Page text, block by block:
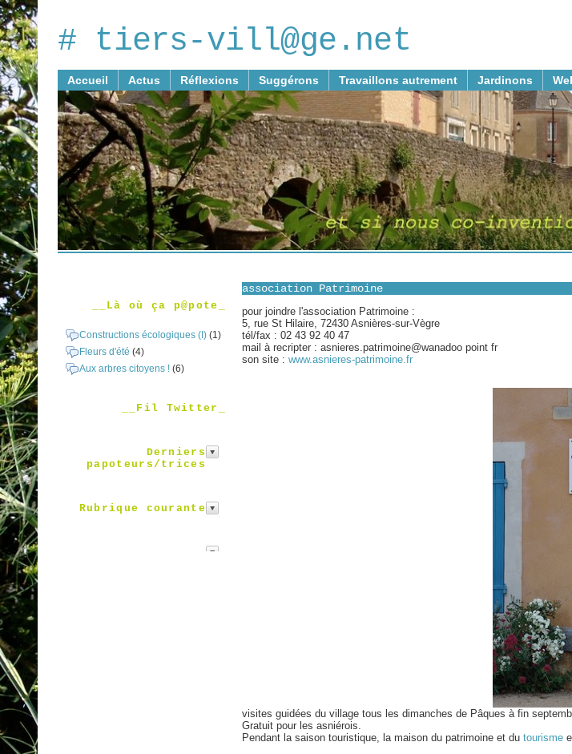
# tiers-vill@ge.net
Accueil Actus Réflexions Suggérons Travaillons autrement Jardinons
__Là où ça p@pote_
Constructions écologiques (I) (1)
Fleurs d'été (4)
Aux arbres citoyens ! (6)
__Fil Twitter_
Derniers
papoteurs/trices
Rubrique courante
association Patrimoine
pour joindre l'association Patrimoine :
5, rue St Hilaire, 72430 Asnières-sur-Vègre
tél/fax : 02 43 92 40 47
mail à recripter : asnieres.patrimoine@wanadoo point fr
son site : www.asnieres-patrimoine.fr
visites guidées du village tous les dimanches de Pâques à fin
Gratuit pour les asniérois.
Pendant la saison touristique, la maison du patrimoine et du tourisme